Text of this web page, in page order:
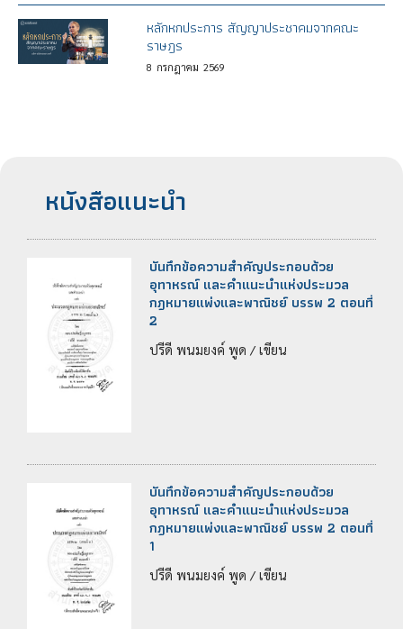
หลักหกประการ สัญญาประชาคมจากคณะ
ราษฎร
8 กรกฎาคม 2569
หนังสือแนะนำ
บันทึกข้อความสำคัญประกอบด้วย
อุทาหรณ์ และคำแนะนำแห่งประมวล
กฎหมายแพ่งและพาณิชย์ บรรพ 2 ตอนที่
2
ปรีดี พนมยงค์ พูด / เขียน
บันทึกข้อความสำคัญประกอบด้วย
อุทาหรณ์ และคำแนะนำแห่งประมวล
กฎหมายแพ่งและพาณิชย์ บรรพ 2 ตอนที่
1
ปรีดี พนมยงค์ พูด / เขียน